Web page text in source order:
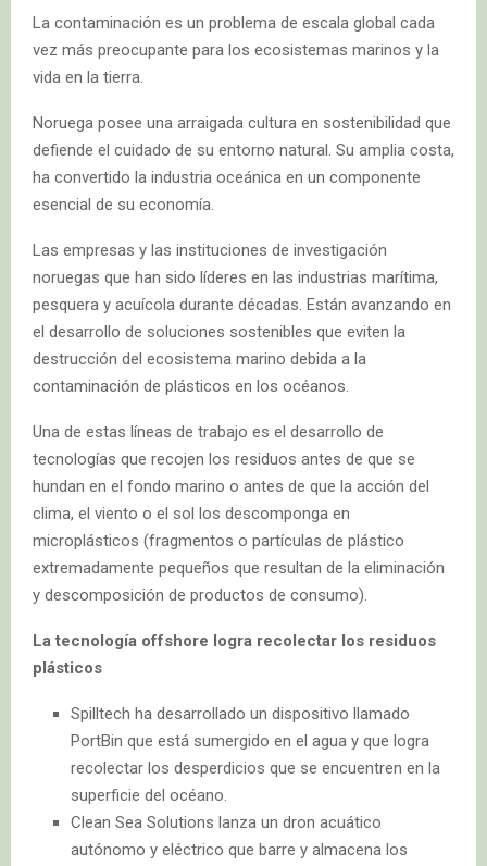
La contaminación es un problema de escala global cada
vez más preocupante para los ecosistemas marinos y la
vida en la tierra.
Noruega posee una arraigada cultura en sostenibilidad que
defiende el cuidado de su entorno natural. Su amplia costa,
ha convertido la industria oceánica en un componente
esencial de su economía.
Las empresas y las instituciones de investigación
noruegas que han sido líderes en las industrias marítima,
pesquera y acuícola durante décadas. Están avanzando en
el desarrollo de soluciones sostenibles que eviten la
destrucción del ecosistema marino debida a la
contaminación de plásticos en los océanos.
Una de estas líneas de trabajo es el desarrollo de
tecnologías que recojen los residuos antes de que se
hundan en el fondo marino o antes de que la acción del
clima, el viento o el sol los descomponga en
microplásticos (fragmentos o partículas de plástico
extremadamente pequeños que resultan de la eliminación
y descomposición de productos de consumo).
La tecnología offshore logra recolectar los residuos
plásticos
Spilltech ha desarrollado un dispositivo llamado
PortBin que está sumergido en el agua y que logra
recolectar los desperdicios que se encuentren en la
superficie del océano.
Clean Sea Solutions lanza un dron acuático
autónomo y eléctrico que barre y almacena los